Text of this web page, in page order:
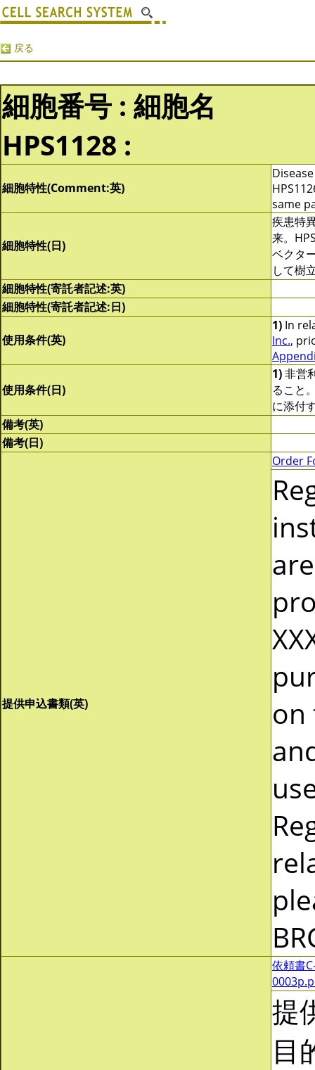
戻る
細胞番号 : 細胞名
HPS1128 :
細胞特性(Comment:英)
same
細胞特性(日)
疾患特
来。
ベクタ
して樹
細胞特性(寄託者記述:英)
細胞特性(寄託者記述:日)
使用条件(英)
1) In
Inc.,
使用条件(日)
1)非営
ること
に添付
備考(英)
備考(日)
提供申込書類(英)
Order
on
依頼書
提
目